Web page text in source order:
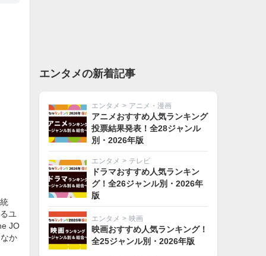
ユ
JO
か
エンタメの新着記事
エンタメ > アニメ・漫画
アニメおすすめ人気ランキング
投票結果発表！全28ジャンル
別・2026年版
エンタメ > テレビ
ドラマおすすめ人気ランキン
グ！全26ジャンル別・2026年
版
エンタメ > 映画
映画おすすめ人気ランキング！
全25ジャンル別・2026年版